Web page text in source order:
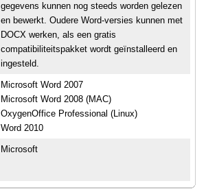
gegevens kunnen nog steeds worden gelezen
en bewerkt. Oudere Word-versies kunnen met
DOCX werken, als een gratis
compatibiliteitspakket wordt geïnstalleerd en
ingesteld.
Microsoft Word 2007
Microsoft Word 2008 (MAC)
OxygenOffice Professional (Linux)
Word 2010
Microsoft